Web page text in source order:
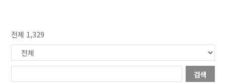
전체 1,329
검색